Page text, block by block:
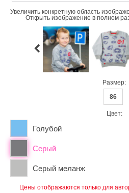
Увеличить конкретную область
Открыть изображение в полном
Размер:
86
Цвет:
Голубой
Серый
Серый меланж
Цены отображаются только для